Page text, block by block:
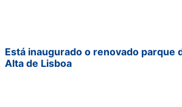
Está inaugurado o renovado parque
Alta de Lisboa